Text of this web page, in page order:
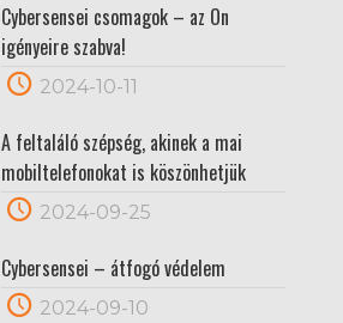
Cybersensei csomagok – az Ön
igényeire szabva!
2024-10-11
A feltaláló szépség, akinek a mai
mobiltelefonokat is köszönhetjük
2024-09-25
Cybersensei – átfogó védelem
2024-09-10